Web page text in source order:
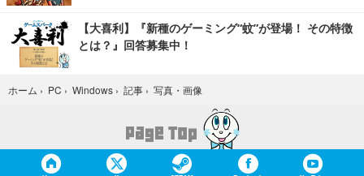
【大喜利】『新種のゲーミング“蚊”が登場！ その特徴
とは？』回答募集中！
ホーム › PC › Windows › 記事 › 写真・画像